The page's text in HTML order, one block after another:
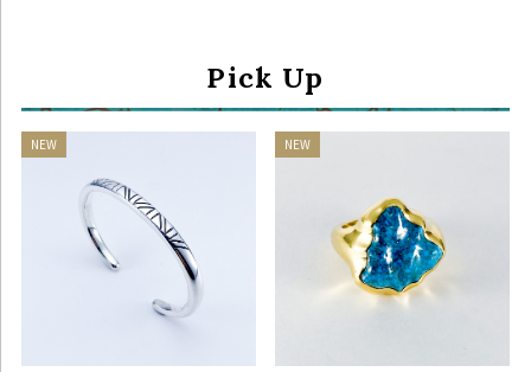
Pick Up